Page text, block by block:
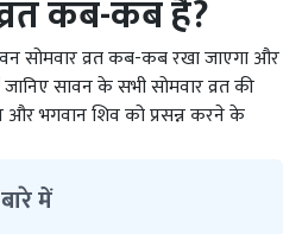
कब-कब है?
सोमवार व्रत कब-कब रखा जाएगा और
सावन के सभी सोमवार व्रत की
और भगवान शिव को प्रसन्न करने के
में